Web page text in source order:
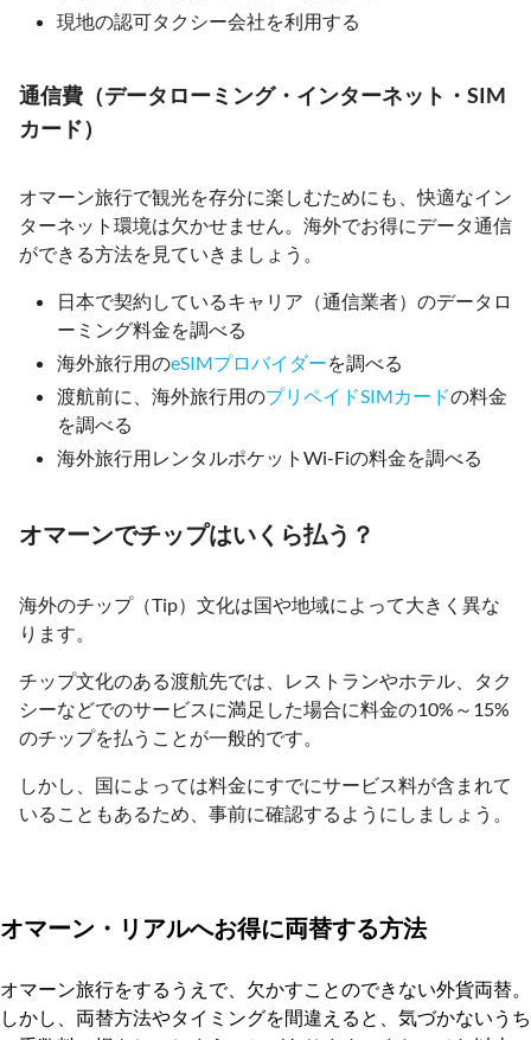
現地の認可タクシー会社を利用する
通信費（データローミング・インターネット・SIM
カード）
オマーン旅行で観光を存分に楽しむためにも、快適なイン
ターネット環境は欠かせません。海外でお得にデータ通信
ができる方法を見ていきましょう。
日本で契約しているキャリア（通信業者）のデータロ
ーミング料金を調べる
海外旅行用のeSIMプロバイダーを調べる
渡航前に、海外旅行用のプリペイドSIMカードの料金
を調べる
海外旅行用レンタルポケットWi-Fiの料金を調べる
オマーンでチップはいくら払う？
海外のチップ（Tip）文化は国や地域によって大きく異な
ります。
チップ文化のある渡航先では、レストランやホテル、タク
シーなどでのサービスに満足した場合に料金の10%～15%
のチップを払うことが一般的です。
しかし、国によっては料金にすでにサービス料が含まれて
いることもあるため、事前に確認するようにしましょう。
オマーン・リアルへお得に両替する方法
オマーン旅行をするうえで、欠かすことのできない外貨両替。
しかし、両替方法やタイミングを間違えると、気づかないうち